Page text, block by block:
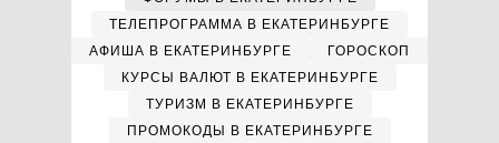
ТЕЛЕПРОГРАММА В ЕКАТЕРИНБУРГЕ
АФИША В ЕКАТЕРИНБУРГЕ
ГОРОСКОП
КУРСЫ ВАЛЮТ В ЕКАТЕРИНБУРГЕ
ТУРИЗМ В ЕКАТЕРИНБУРГЕ
ПРОМОКОДЫ В ЕКАТЕРИНБУРГЕ